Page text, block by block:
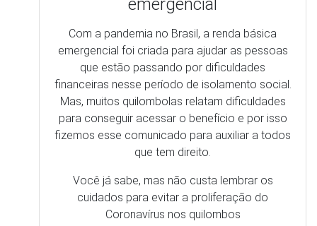
que tem direito.
Você já sabe, mas não custa lembrar os
cuidados para evitar a proliferação do
Coronavírus nos quilombos
Acesse as cartilhas da Conaq sobre o auxílio
emergencial e como prevenir a proliferação do
coronavírus.
http://conaq.org.br/noticias/conaq-publica-
novas-cartilhas-com-orientacoes-rela…